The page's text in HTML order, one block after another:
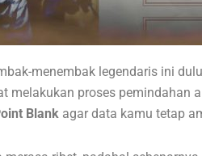
menembak legendaris ini
melakukan proses
Blank agar data kamu tetap